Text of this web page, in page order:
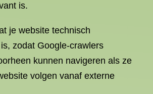
is.
je website technisch
zodat Google-crawlers
kunnen navigeren als ze
volgen vanaf externe